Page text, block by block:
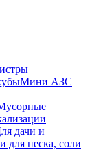
Мини АЗС
дачи и
для песка, соли